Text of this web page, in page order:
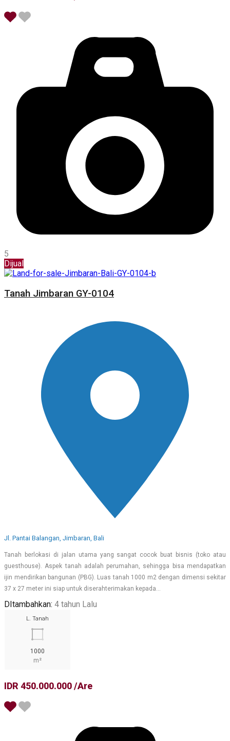
5
Dijual
Tanah Jimbaran GY-0104
Jl. Pantai Balangan, Jimbaran, Bali
Tanah berlokasi di jalan utama yang sangat cocok buat bisnis (toko atau
guesthouse). Aspek tanah adalah perumahan, sehingga bisa mendapatkan
ijin mendirikan bangunan (PBG). Luas tanah 1000 m2 dengan dimensi sekitar
37 x 27 meter ini siap untuk diserahterimakan kepada…
DItambahkan: 4 tahun Lalu
L. Tanah
1000
m²
IDR 450.000.000 /Are